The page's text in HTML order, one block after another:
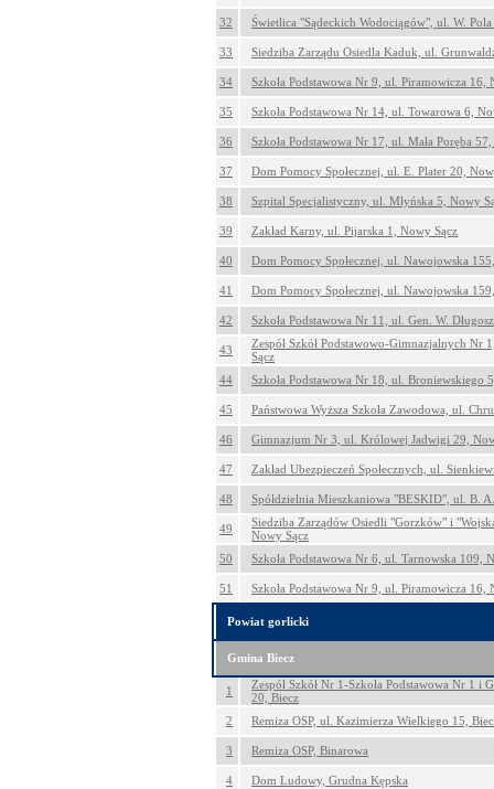
32 Świetlica "Sądeckich Wodociągów", ul. W.
33 Siedziba Zarządu Osiedla Kaduk, ul.
34 Szkoła Podstawowa Nr 9, ul. Piramowicza 16,
35 Szkoła Podstawowa Nr 14, ul. Towarowa 6,
36 Szkoła Podstawowa Nr 17, ul. Mała Poręba
37 Dom Pomocy Społecznej, ul. E. Plater 20,
38 Szpital Specjalistyczny, ul. Młyńska 5, Nowy
39 Zakład Karny, ul. Pijarska 1, Nowy Sącz
40 Dom Pomocy Społecznej, ul. Nawojowska
41 Dom Pomocy Społecznej, ul. Nawojowska
42 Szkoła Podstawowa Nr 11, ul. Gen. W.
43
Zespół Szkół Podstawowo-Gimnazjalnych Nr
Sącz
44
Szkoła Podstawowa Nr 18, ul. Broniewskiego
45 Państwowa Wyższa Szkoła Zawodowa, ul.
46 Gimnazjum Nr 3, ul. Królowej Jadwigi 29,
47 Zakład Ubezpieczeń Społecznych, ul.
48 Spółdzielnia Mieszkaniowa "BESKID", ul. B.
49
Siedziba Zarządów Osiedli "Gorzków" i
Nowy Sącz
50
Szkoła Podstawowa Nr 6, ul. Tarnowska 109,
51 Szkoła Podstawowa Nr 9, ul. Piramowicza 16,
Powiat gorlicki
Gmina Biecz
1
Zespół Szkół Nr 1-Szkoła Podstawowa Nr 1
20, Biecz
2
Remiza OSP, ul. Kazimierza Wielkiego 15,
3 Remiza OSP, Binarowa
4 Dom Ludowy, Grudna Kępska